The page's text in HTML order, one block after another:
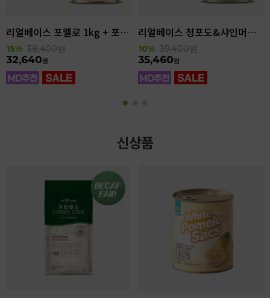
리얼베이스 포멜로 1kg + 포멜로쌕 850g SET
15% 38,400원
32,640원
리얼베이스 청포도&샤인머스캣 1kg + 샤인머스캣 850g SET
10% 39,400원
35,460원
신상품